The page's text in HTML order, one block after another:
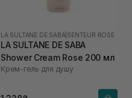
LA SULTANE DE SABA SENTEUR ROSE
LA SULTANE DE SABA
Shower Cream Rose 200 мл
Крем-гель для душу